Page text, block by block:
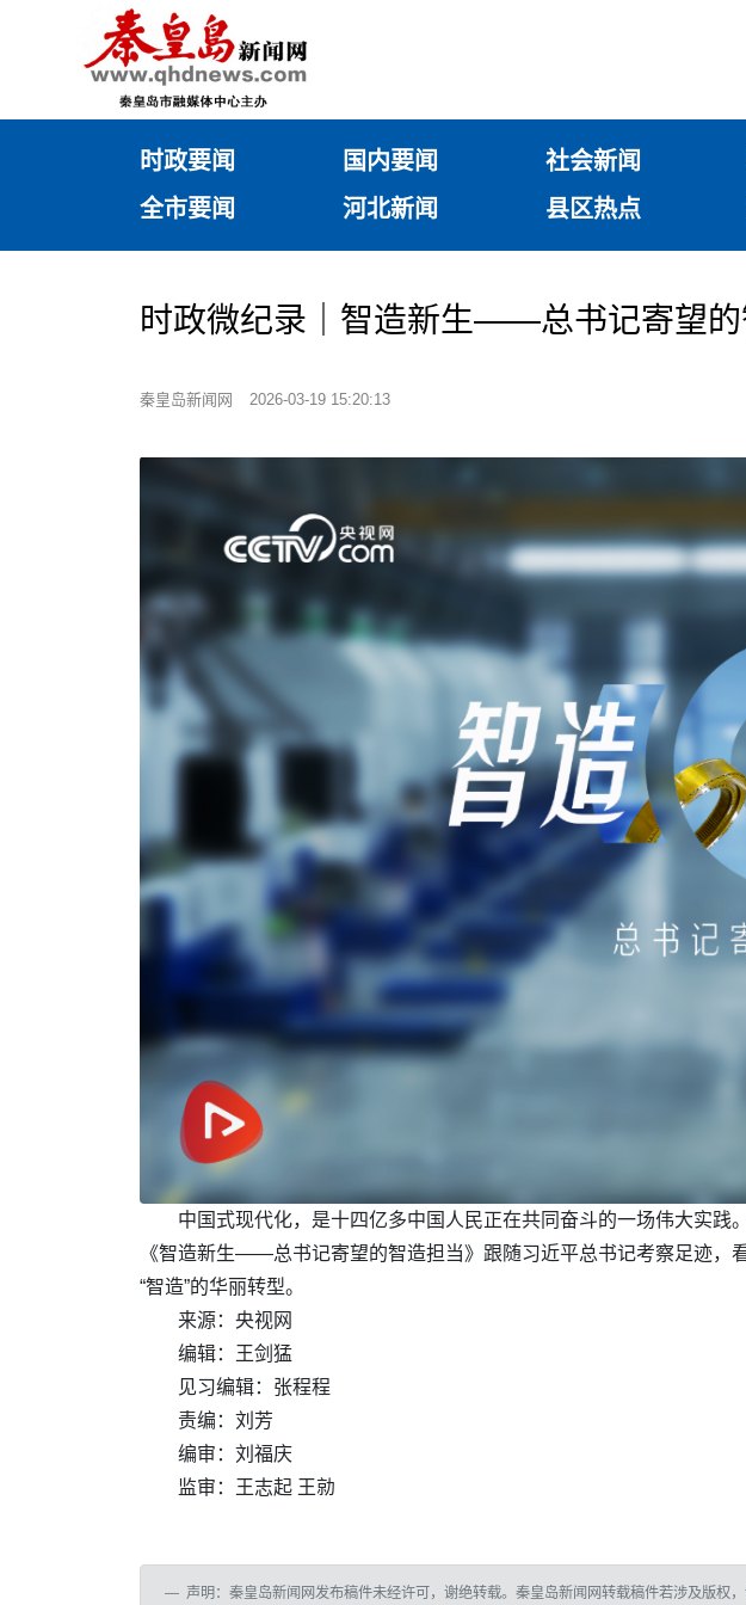
时政要闻 国内要闻 社会新闻
全市要闻
河北新闻 县区热点
时政微纪录｜智造新生——总书记寄望的
秦皇岛新闻网 2026-03-19 15:20:13
中国式现代化，是十四亿多中国人民正在共同奋斗的一场伟大实践
《智造新生——总书记寄望的智造担当》跟随习近平总书记考察足迹，
“智造”的华丽转型。
来源：央视网
编辑：王剑猛
见习编辑：张程程
责编：刘芳
编审：刘福庆
监审：王志起 王勍
声明：秦皇岛新闻网发布稿件未经许可，谢绝转载。秦皇岛新闻网转载稿件若涉及版权，